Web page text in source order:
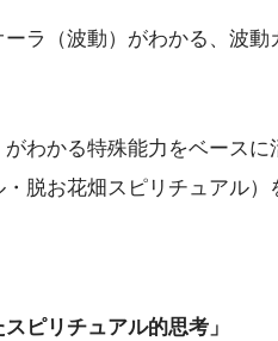
ラ（波動）がわかる、波動
わかる特殊能力をベース
脱お花畑スピリチュアル）
ピリチュアル的思考」